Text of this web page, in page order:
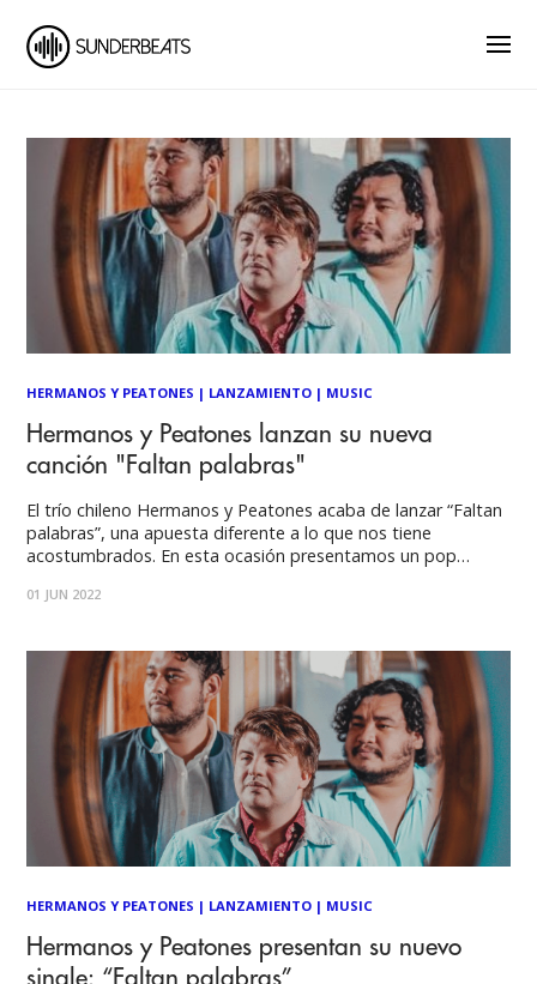
HERMANOS Y PEATONES | LANZAMIENTO | MUSIC
Hermanos y Peatones lanzan su nueva
canción "Faltan palabras"
El trío chileno Hermanos y Peatones acaba de lanzar “Faltan
palabras”, una apuesta diferente a lo que nos tiene
acostumbrados. En esta ocasión presentamos un pop
la intimidad de una pareja y sus sentimientos involucrados,
01 JUN 2022
HERMANOS Y PEATONES | LANZAMIENTO | MUSIC
Hermanos y Peatones presentan su nuevo